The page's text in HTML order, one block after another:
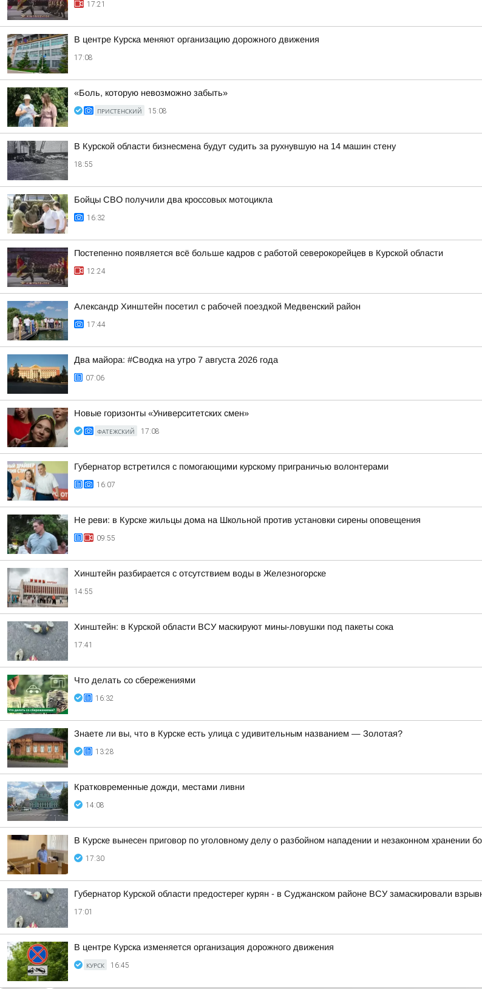
17:21
В центре Курска меняют организацию дорожного движения
17:08
«Боль, которую невозможно забыть»
ПРИСТЕНСКИЙ 15:08
В Курской области бизнесмена будут судить за рухнувшую на 14 машин стену
18:55
Бойцы СВО получили два кроссовых мотоцикла
16:32
Постепенно появляется всё больше кадров с работой северокорейцев в Курской области
12:24
Александр Хинштейн посетил с рабочей поездкой Медвенский район
17:44
Два майора: #Сводка на утро 7 августа 2026 года
07:06
Новые горизонты «Университетских смен»
ФАТЕЖСКИЙ 17:08
Губернатор встретился с помогающими курскому приграничью волонтерами
16:07
Не реви: в Курске жильцы дома на Школьной против установки сирены оповещения
09:55
Хинштейн разбирается с отсутствием воды в Железногорске
14:55
Хинштейн: в Курской области ВСУ маскируют мины-ловушки под пакеты сока
17:41
Что делать со сбережениями
16:32
Знаете ли вы, что в Курске есть улица с удивительным названием — Золотая?
13:28
Кратковременные дожди, местами ливни
14:08
В Курске вынесен приговор по уголовному делу о разбойном нападении и незаконном хранении
17:30
Губернатор Курской области предостерег курян - в Суджанском районе ВСУ замаскировали
17:01
В центре Курска изменяется организация дорожного движения
КУРСК 16:45